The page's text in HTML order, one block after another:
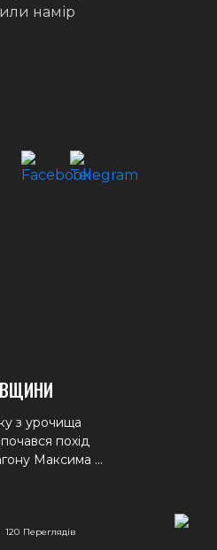
намір
з урочища
похід
Максима ...
120 Переглядів